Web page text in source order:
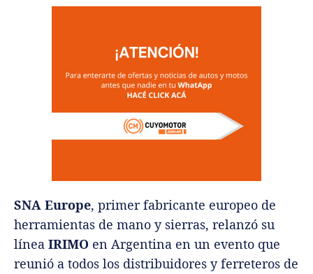
SNA Europe, primer fabricante europeo de
herramientas de mano y sierras, relanzó su
línea IRIMO en Argentina en un evento que
reunió a todos los distribuidores y ferreteros de